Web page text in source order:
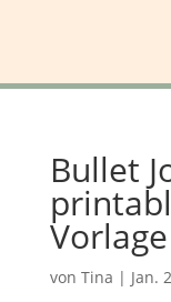
Bullet
Vorlage
von Tina | Jan.